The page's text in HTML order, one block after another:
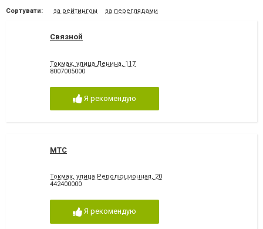
Сортувати: за рейтингом за переглядами
Связной
Токмак, улица Ленина, 117
8007005000
Я рекомендую
МТС
Токмак, улица Революционная, 20
442400000
Я рекомендую